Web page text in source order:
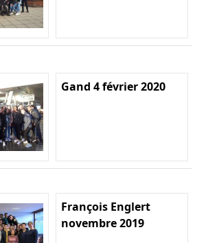
Gand 4 février 2020
François Englert
novembre 2019